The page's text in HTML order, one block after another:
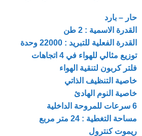
حار – بارد
القدرة الاسمية : 2 طن
القدرة الفعلية للتبريد : 22000 وحدة
توزيع مثالي للهواء في 4 اتجاهات
فلتر كربون لتنقية الهواء
خاصية التنظيف الذاتي
خاصية النوم الهادئ
6 سرعات للمروحة الداخلية
مساحة التغطية : 24 متر مربع
ريموت كنترول